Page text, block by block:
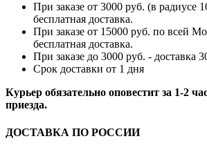
При заказе от 3000 руб. (в
бесплатная доставка.
При заказе от 15000 руб. по всей
бесплатная доставка.
При заказе до 3000 руб. - доставка
Срок доставки от 1 дня
Курьер обязательно оповестит за 1-2
приезда.
ДОСТАВКА ПО РОССИИ